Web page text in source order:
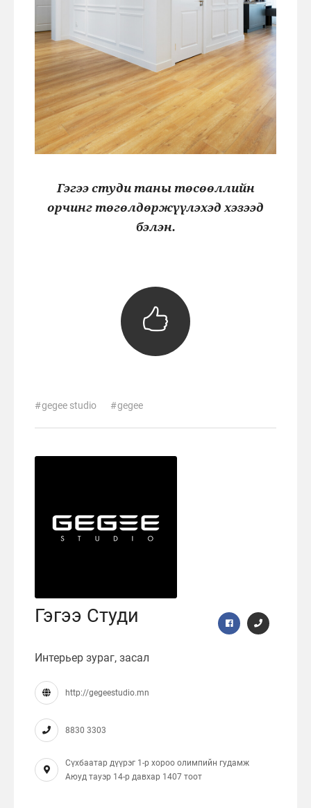
Гэгээ студи таны төсөөллийн
орчинг төгөлдөржүүлэхэд хэзээд
бэлэн.
gegee studio gegee
Гэгээ Студи
Интерьер зураг, засал
http://gegeestudio.mn
8830 3303
Сүхбаатар дүүрэг 1-р хороо олимпийн гудамж
Аюуд тауэр 14-р давхар 1407 тоот